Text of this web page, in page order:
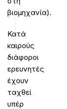
βιομηχανία).
Κατά
καιρούς
διάφοροι
ερευνητές
έχουν
ταχθεί
υπέρ